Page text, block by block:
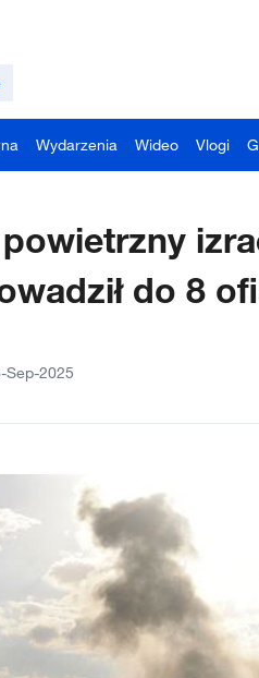
Wydarzenia Wideo Vlogi
do 8
Sep-2025